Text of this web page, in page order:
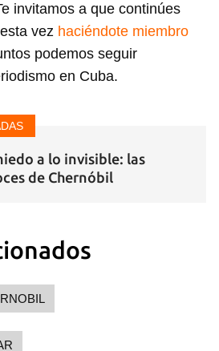
favorito, primero has de
invitamos a que continúes
vez haciéndote miembro
podemos seguir
en Cuba.
a lo invisible: las
de Chernóbil